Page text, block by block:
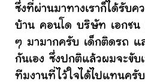
ซึ่งที่ผ่านมาทางเราก็ได้รับค
บ้าน คอนโด บริษัท เอกชน
ๆ มามากครับ เด็กติดรถ แ
กันเอง ซึ่งปกติแล้วผมจะขับ
ทีมงานที่ไว้ใจได้ไปแทนครั